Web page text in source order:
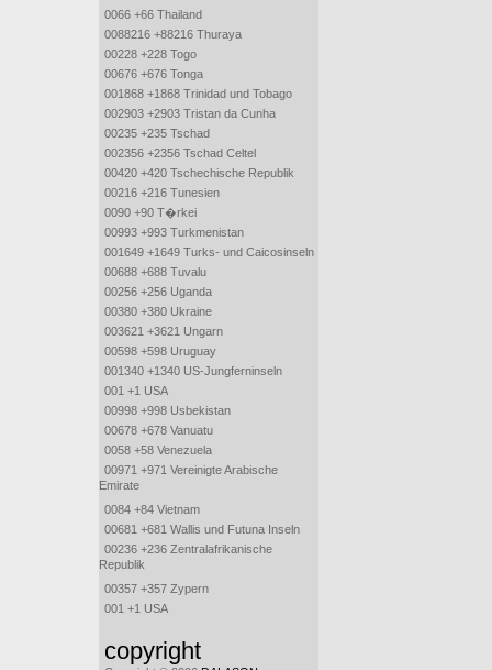
0066 +66 Thailand
0088216 +88216 Thuraya
00228 +228 Togo
00676 +676 Tonga
001868 +1868 Trinidad und Tobago
002903 +2903 Tristan da Cunha
00235 +235 Tschad
002356 +2356 Tschad Celtel
00420 +420 Tschechische Republik
00216 +216 Tunesien
0090 +90 T�rkei
00993 +993 Turkmenistan
001649 +1649 Turks- und Caicosinseln
00688 +688 Tuvalu
00256 +256 Uganda
00380 +380 Ukraine
003621 +3621 Ungarn
00598 +598 Uruguay
001340 +1340 US-Jungferninseln
001 +1 USA
00998 +998 Usbekistan
00678 +678 Vanuatu
0058 +58 Venezuela
00971 +971 Vereinigte Arabische
Emirate
0084 +84 Vietnam
00681 +681 Wallis und Futuna Inseln
00236 +236 Zentralafrikanische
Republik
00357 +357 Zypern
001 +1 USA
copyright